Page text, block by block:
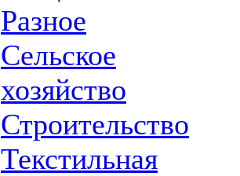
Разное
Сельское
хозяйство
Строительство
Текстильная